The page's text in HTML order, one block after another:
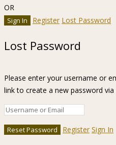
OR
Register Lost Password
Lost Password
Please enter your username or
link to create a new password via
Register Sign In